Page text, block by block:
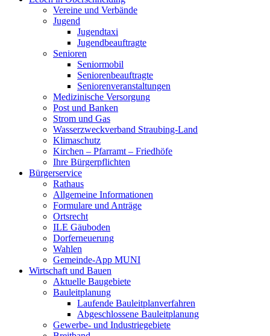
Vereine und Verbände
Jugend
Jugendtaxi
Jugendbeauftragte
Senioren
Seniormobil
Seniorenbeauftragte
Seniorenveranstaltungen
Medizinische Versorgung
Post und Banken
Strom und Gas
Wasserzweckverband Straubing-Land
Klimaschutz
Kirchen – Pfarramt – Friedhöfe
Ihre Bürgerpflichten
Bürgerservice
Rathaus
Allgemeine Informationen
Formulare und Anträge
Ortsrecht
ILE Gäuboden
Dorferneuerung
Wahlen
Gemeinde-App MUNI
Wirtschaft und Bauen
Aktuelle Baugebiete
Bauleitplanung
Laufende Bauleitplanverfahren
Abgeschlossene Bauleitplanung
Gewerbe- und Industriegebiete